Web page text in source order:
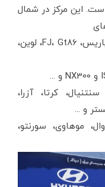
این مرکز در شمال
: لندکروز، پرادو، کرولا، کمری، یاریس، FJ، Gt86، لوین،
کرتا، آزرا،
موهاوی، سورنتو،